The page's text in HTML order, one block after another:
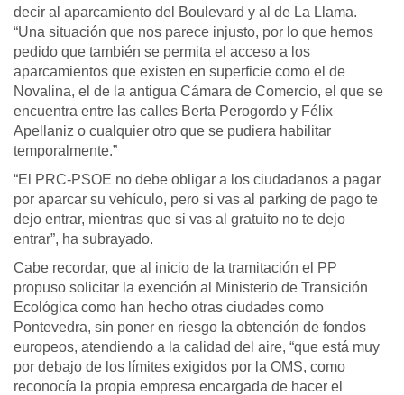
decir al aparcamiento del Boulevard y al de La Llama.
“Una situación que nos parece injusto, por lo que hemos
pedido que también se permita el acceso a los
aparcamientos que existen en superficie como el de
Novalina, el de la antigua Cámara de Comercio, el que se
encuentra entre las calles Berta Perogordo y Félix
Apellaniz o cualquier otro que se pudiera habilitar
temporalmente.”
“El PRC-PSOE no debe obligar a los ciudadanos a pagar
por aparcar su vehículo, pero si vas al parking de pago te
dejo entrar, mientras que si vas al gratuito no te dejo
entrar”, ha subrayado.
Cabe recordar, que al inicio de la tramitación el PP
propuso solicitar la exención al Ministerio de Transición
Ecológica como han hecho otras ciudades como
Pontevedra, sin poner en riesgo la obtención de fondos
europeos, atendiendo a la calidad del aire, “que está muy
por debajo de los límites exigidos por la OMS, como
reconocía la propia empresa encargada de hacer el